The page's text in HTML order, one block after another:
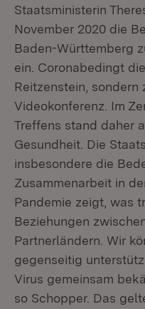
Staatsministerin
November 2020 die
Baden-Württemberg
ein. Coronabedingt
Reitzenstein, sondern
Videokonferenz. Im
Treffens stand daher
Gesundheit. Die
insbesondere die
Zusammenarbeit in
Pandemie zeigt, was
Beziehungen
Partnerländern. Wir
gegenseitig
Virus gemeinsam
so Schopper. Das